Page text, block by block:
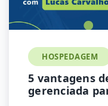
HOSPEDAGEM
5 vantagens
gerenciada